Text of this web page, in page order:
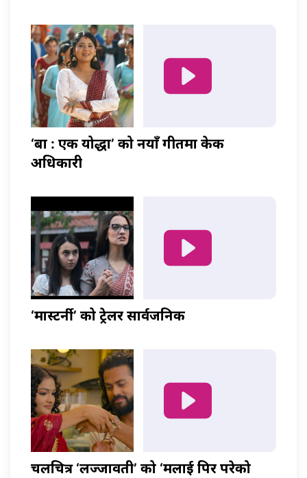
‘बा : एक योद्धा’ को नयाँ गीतमा केकी
अधिकारी
‘मास्टर्नी’ को ट्रेलर सार्वजनिक
चलचित्र ‘लज्जावती’ को ‘मलाई पिर परेको